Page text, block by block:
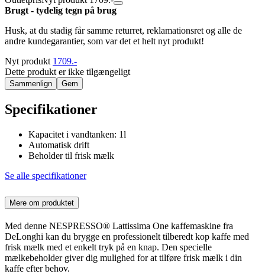
Brugt - tydelig tegn på brug
Husk, at du stadig får samme returret, reklamationsret og alle de
andre kundegarantier, som var det et helt nyt produkt!
Nyt produkt 1709.-
Dette produkt er ikke tilgængeligt
Sammenlign Gem
Specifikationer
Kapacitet i vandtanken: 1l
Automatisk drift
Beholder til frisk mælk
Se alle specifikationer
Mere om produktet
Med denne NESPRESSO® Lattissima One kaffemaskine fra
DeLonghi kan du brygge en professionelt tilberedt kop kaffe med
frisk mælk med et enkelt tryk på en knap. Den specielle
mælkebeholder giver dig mulighed for at tilføre frisk mælk i din
kaffe efter behov.